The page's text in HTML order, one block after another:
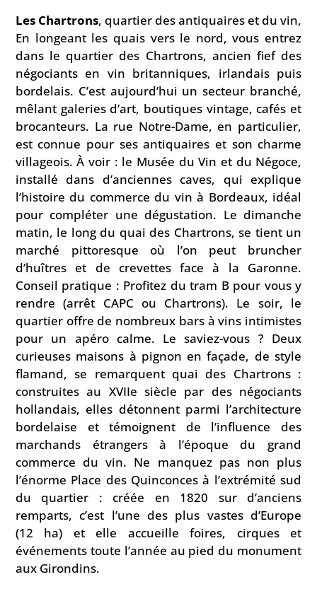
Les Chartrons, quartier des antiquaires et du vin,
En longeant les quais vers le nord, vous entrez
dans le quartier des Chartrons, ancien fief des
négociants en vin britanniques, irlandais puis
bordelais. C’est aujourd’hui un secteur branché,
mêlant galeries d’art, boutiques vintage, cafés et
brocanteurs. La rue Notre-Dame, en particulier,
est connue pour ses antiquaires et son charme
villageois. À voir : le Musée du Vin et du Négoce,
installé dans d’anciennes caves, qui explique
l’histoire du commerce du vin à Bordeaux, idéal
pour compléter une dégustation. Le dimanche
matin, le long du quai des Chartrons, se tient un
marché pittoresque où l’on peut bruncher
d’huîtres et de crevettes face à la Garonne.
Conseil pratique : Profitez du tram B pour vous y
rendre (arrêt CAPC ou Chartrons). Le soir, le
quartier offre de nombreux bars à vins intimistes
pour un apéro calme. Le saviez-vous ? Deux
curieuses maisons à pignon en façade, de style
flamand, se remarquent quai des Chartrons :
construites au XVIIe siècle par des négociants
hollandais, elles détonnent parmi l’architecture
bordelaise et témoignent de l’influence des
marchands étrangers à l’époque du grand
commerce du vin. Ne manquez pas non plus
l’énorme Place des Quinconces à l’extrémité sud
du quartier : créée en 1820 sur d’anciens
remparts, c’est l’une des plus vastes d’Europe
(12 ha) et elle accueille foires, cirques et
événements toute l’année au pied du monument
aux Girondins.